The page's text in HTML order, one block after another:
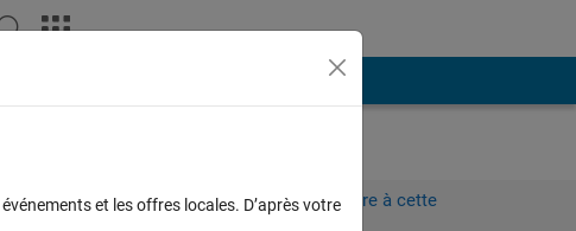
Connectez-vous pour répondre à cette
et les offres locales. D’après votre